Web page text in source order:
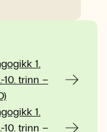
1.
trinn –
1.
trinn –